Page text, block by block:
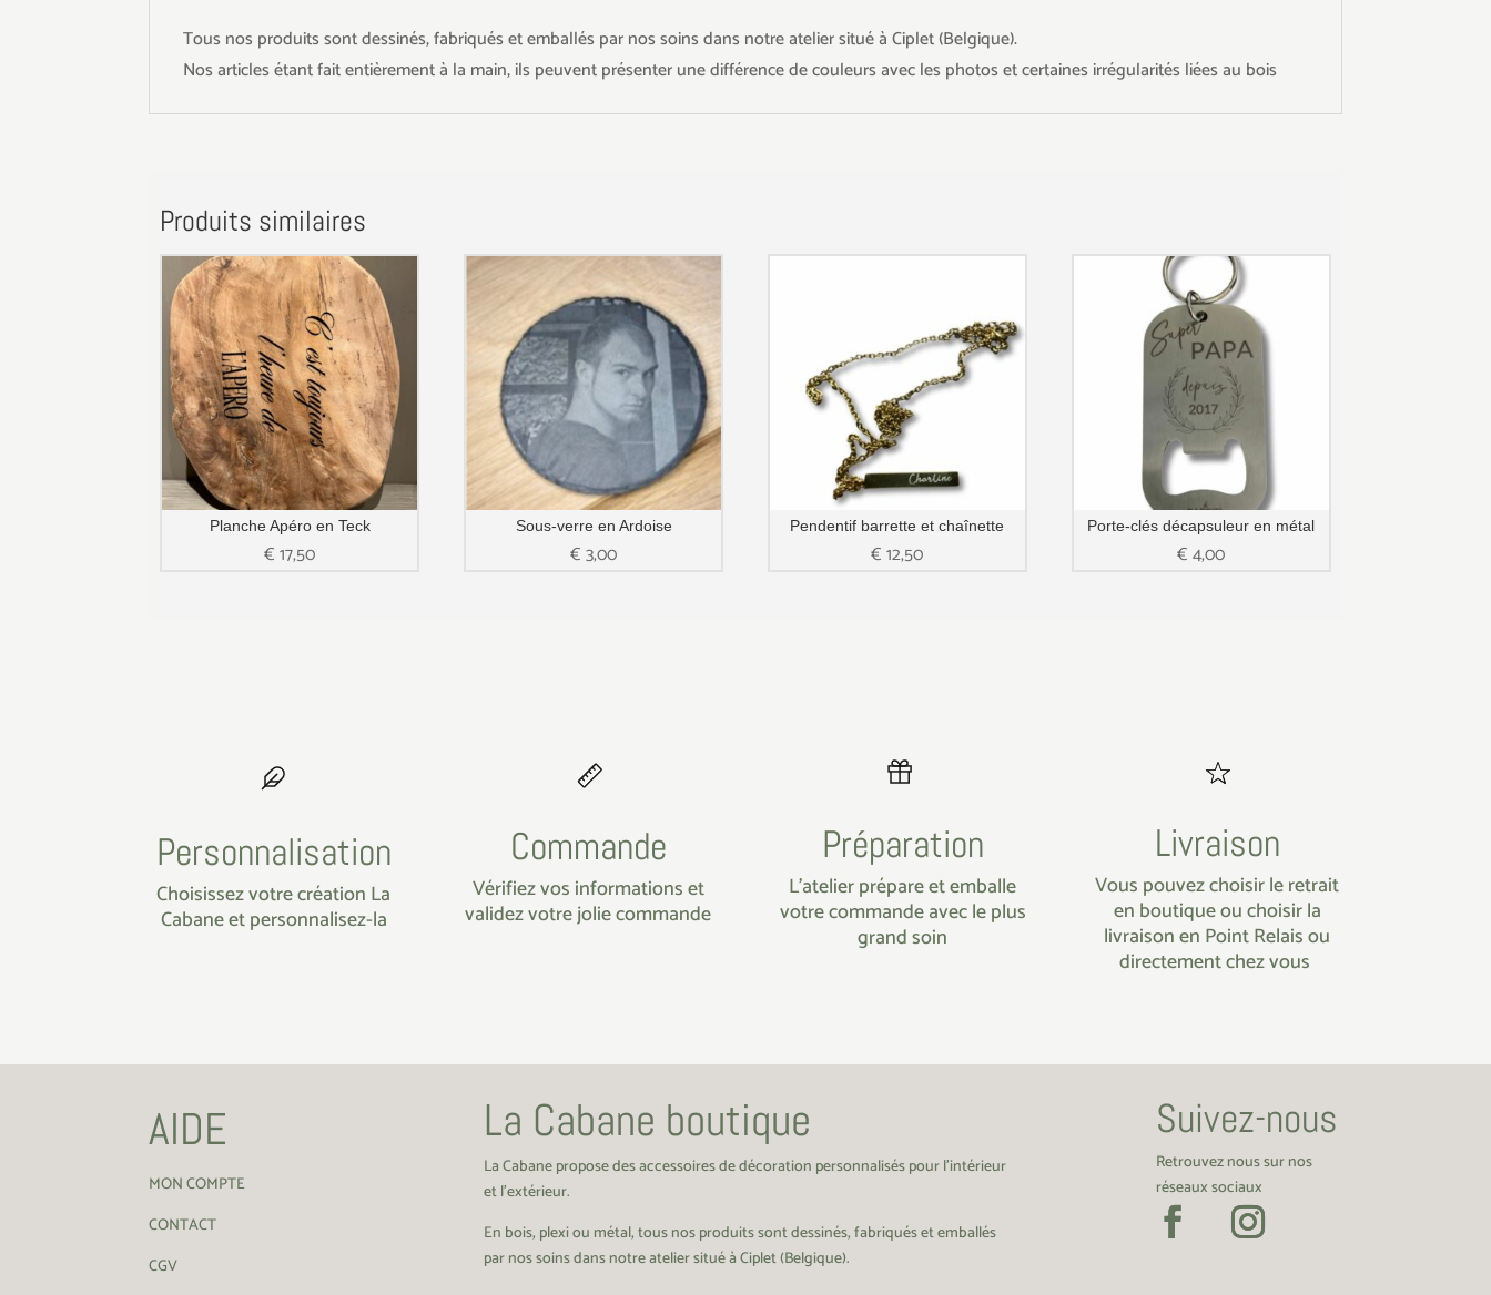
Tous nos produits sont dessinés, fabriqués et emballés par nos soins dans notre atelier situé à Ciplet (Belgique).
Nos articles étant fait entièrement à la main, ils peuvent présenter une différence de couleurs avec les photos et certaines irrégularités liées au bois
Produits similaires
Planche Apéro en Teck
€17,50
Sous-verre en Ardoise
€3,00
Pendentif barrette et chaînette
€12,50
Porte-clés décapsuleur en métal
€4,00
Personnalisation
Choisissez votre création La
Cabane et personnalisez-la
Commande
Vérifiez vos informations et
validez votre jolie commande
Préparation
L’atelier prépare et emballe
votre commande avec le plus
grand soin
Livraison
Vous pouvez choisir le retrait
en boutique ou choisir la
livraison en Point Relais ou
directement chez vous
AIDE
MON COMPTE
CONTACT
CGV
La Cabane boutique
La Cabane propose des accessoires de décoration personnalisés pour l’intérieur
et l’extérieur.
En bois, plexi ou métal, tous nos produits sont dessinés, fabriqués et emballés
par nos soins dans notre atelier situé à Ciplet (Belgique).
Suivez-nous
Retrouvez nous sur nos
réseaux sociaux